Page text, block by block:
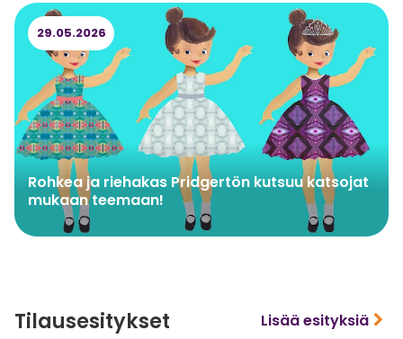
29.05.2026
Rohkea ja riehakas Pridgertön kutsuu katsojat
mukaan teemaan!
Tilausesitykset Lisää esityksiä